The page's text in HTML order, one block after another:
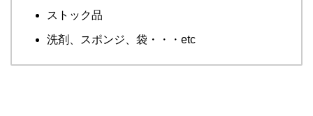
ストック品
洗剤、スポンジ、袋・・・etc